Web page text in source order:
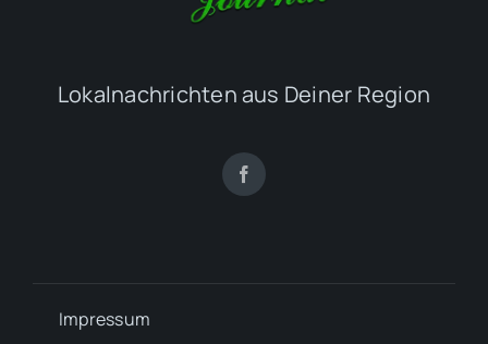
Lokalnachrichten aus Deiner Region
Impressum